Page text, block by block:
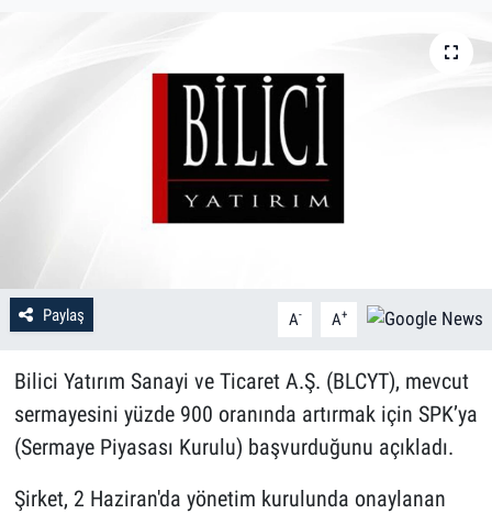
Paylaş A- A+
Bilici Yatırım Sanayi ve Ticaret A.Ş. (BLCYT), mevcut
sermayesini yüzde 900 oranında artırmak için SPK’ya
(Sermaye Piyasası Kurulu) başvurduğunu açıkladı.
Şirket, 2 Haziran'da yönetim kurulunda onaylanan